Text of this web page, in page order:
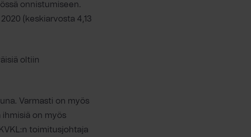
onnistumiseen.
(keskiarvosta 4,13
oltiin
Varmasti on myös
ihmisiä on myös
toimitusjohtaja